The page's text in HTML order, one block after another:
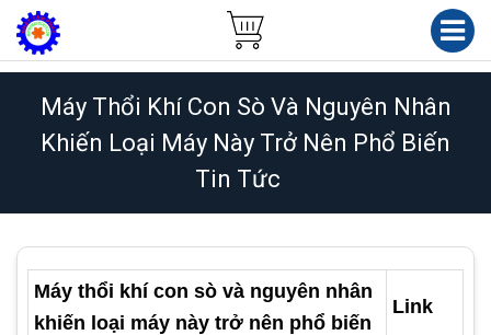
Máy Thổi Khí Con Sò Và Nguyên Nhân
Khiến Loại Máy Này Trở Nên Phổ Biến
Tin Tức
Máy thổi khí con sò và nguyên nhân
khiến loại máy này trở nên phổ biến
Link